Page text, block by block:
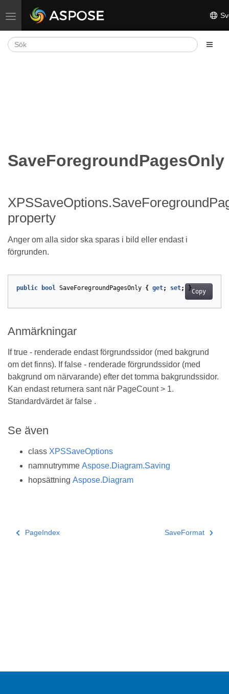
Växla navigering
SaveForegroundPagesOnly
property
Anger om alla sidor ska sparas i bild eller endast i
förgrunden.
Copy
public bool SaveForegroundPagesOnly { get; set; }
Anmärkningar
If true - renderade endast förgrundssidor (med bakgrund
om det finns). If false - renderade förgrundssidor (med
bakgrund om närvarande) efter det tomma bakgrundssidor.
Kan endast returnera sant när PageCount > 1.
Standardvärdet är false .
Se även
class XPSSaveOptions
namnutrymme Aspose.Diagram.Saving
hopsättning Aspose.Diagram
PageIndex SaveFormat